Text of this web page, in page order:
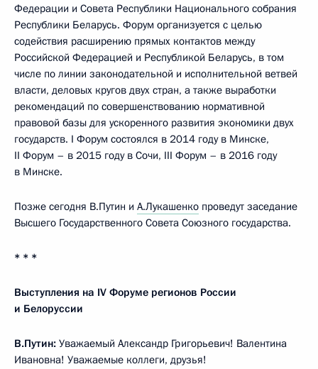
Федерации и Совета Республики Национального собрания
Республики Беларусь. Форум организуется с целью
содействия расширению прямых контактов между
Российской Федерацией и Республикой Беларусь, в том
числе по линии законодательной и исполнительной ветвей
власти, деловых кругов двух стран, а также выработки
рекомендаций по совершенствованию нормативной
правовой базы для ускоренного развития экономики двух
государств. I Форум состоялся в 2014 году в Минске,
II Форум – в 2015 году в Сочи, III Форум – в 2016 году
в Минске.
Позже сегодня В.Путин и А.Лукашенко проведут заседание
Высшего Государственного Совета Союзного государства.
* * *
Выступления на IV Форуме регионов России
и Белоруссии
В.Путин: Уважаемый Александр Григорьевич! Валентина
Ивановна! Уважаемые коллеги, друзья!